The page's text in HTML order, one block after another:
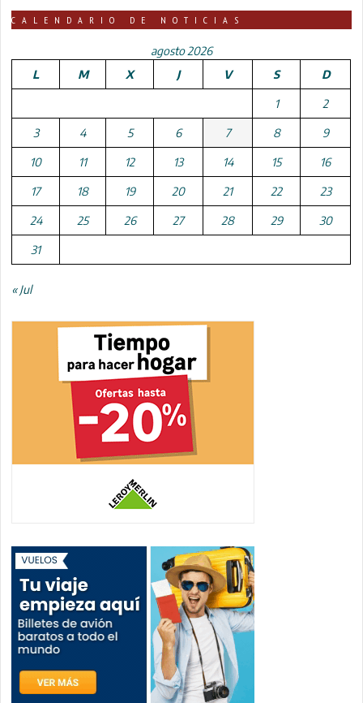
CALENDARIO DE NOTICIAS
agosto 2026
L
M X J V S D
1 2
3 4 5 6 7 8 9
10 11 12 13 14 15 16
17 18 19 20 21 22 23
24 25 26 27 28 29 30
31
« Jul